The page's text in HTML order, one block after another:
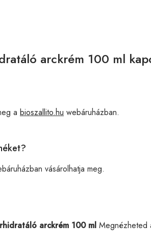
arckrém 100 ml
a bioszallito.hu webáruházban.
vásárolhatja meg.
arckrém 100 ml Megnézheted